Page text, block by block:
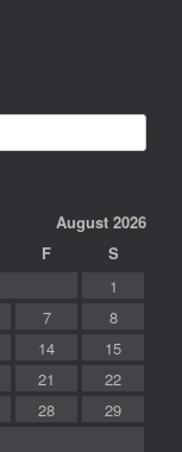
August 2026
F
S
1
7
8
14
15
21
22
28
29